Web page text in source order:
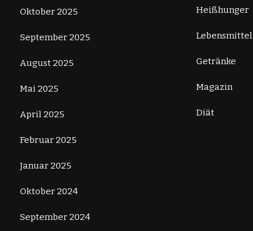
Oktober 2025
September 2025
August 2025
Mai 2025
April 2025
Februar 2025
Januar 2025
Oktober 2024
September 2024
Heißhunger
Lebensmittel
Getränke
Magazin
Diät